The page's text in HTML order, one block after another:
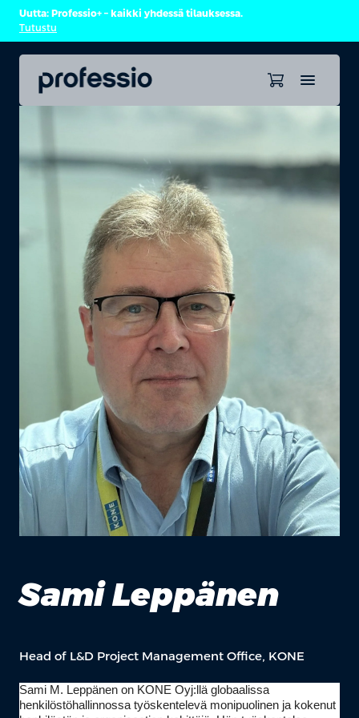
Uutta: Professio+ – kaikki yhdessä tilauksessa.
Tutustu
Sami Leppänen
Head of L&D Project Management Office, KONE
Sami M. Leppänen on KONE Oyj:llä globaalissa
henkilöstöhallinnossa työskentelevä monipuolinen ja kokenut